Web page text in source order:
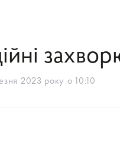
2023 року о 10:10